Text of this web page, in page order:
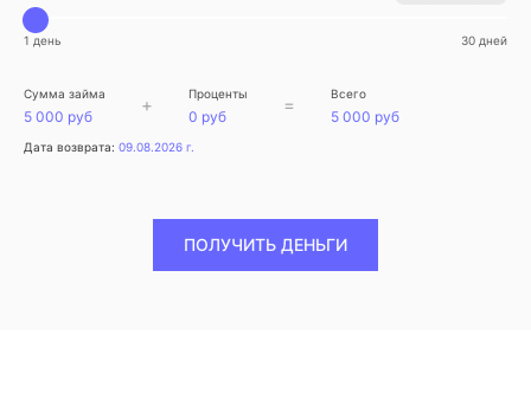
1 день 30 дней
Сумма займа
5 000 руб
+ Проценты
0 руб
= Всего
5 000 руб
Дата возврата: 09.08.2026 г.
ПОЛУЧИТЬ ДЕНЬГИ